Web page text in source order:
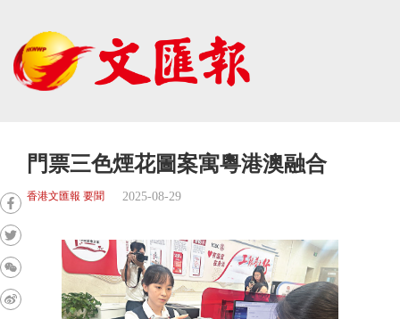
門票三色煙花圖案寓粵港澳融合
香港文匯報 要聞 2025-08-29